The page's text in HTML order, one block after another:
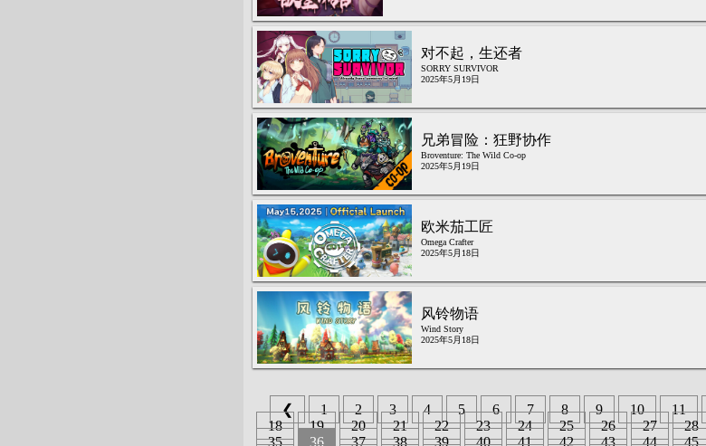
对不起，生还者
SORRY SURVIVOR
2025年5月19日
兄弟冒险：狂野协作
Broventure: The Wild Co-op
2025年5月19日
欧米茄工匠
Omega Crafter
2025年5月18日
风铃物语
Wind Story
2025年5月18日
❮ 1 2 3 4 5 6 7 8 9 10 11
18
19 20 21 22 23 24 25 26 27 28
35
36 37 38 39 40 41 42 43 44 45